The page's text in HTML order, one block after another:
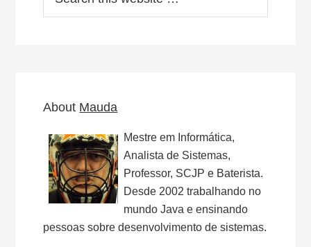
this
About Mauda
Mestre em Informática,
Analista de Sistemas,
Professor, SCJP e Baterista.
Desde 2002 trabalhando no
mundo Java e ensinando
pessoas sobre desenvolvimento de sistemas.